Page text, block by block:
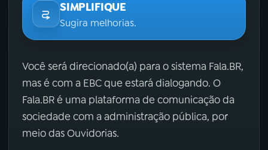
SIMPLIFIQUE
Sugira melhorias.
Você será direcionado(a) para o sistema Fala.BR,
mas é com a EBC que estará dialogando. O
Fala.BR é uma plataforma de comunicação da
sociedade com a administração pública, por
meio das Ouvidorias.